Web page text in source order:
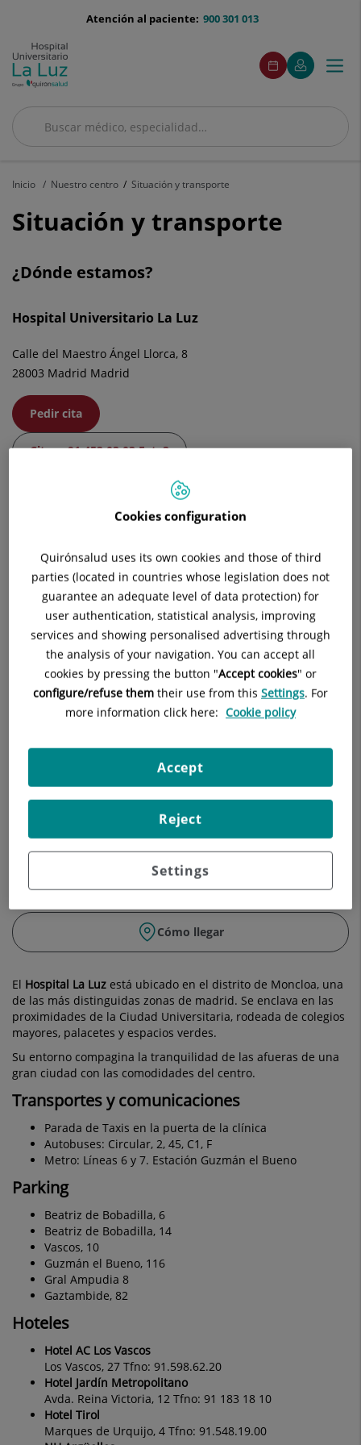
menu-
900 301 013
Atención al paciente:
Buscar
Buscar
menu
acceso
Pedir
cita
Este
enlace
se
una
Mi
Quirónsalud
Este
enlace
se
una
ventana
Menú
Inicio Nuestro centro Situación y transporte
Situación y transporte
¿Dónde estamos?
Hospital Universitario La Luz
Calle del Maestro Ángel Llorca, 8
28003 Madrid Madrid
Pedir cita
Citas - 91 453 03 03 Ext. 3
¿Cómo llegar al centro?
Saltar
mapa+
contributors. Geocoding ©
Cómo llegar
El Hospital La Luz está ubicado en el distrito de Moncloa, una
de las más distinguidas zonas de madrid. Se enclava en las
proximidades de la Ciudad Universitaria, rodeada de colegios
mayores, palacetes y espacios verdes.
Su entorno compagina la tranquilidad de las afueras de una
gran ciudad con las comodidades del centro.
Transportes y comunicaciones
Parada de Taxis en la puerta de la clínica
Autobuses: Circular, 2, 45, C1, F
Metro: Líneas 6 y 7. Estación Guzmán el Bueno
Parking
Beatriz de Bobadilla, 6
Beatriz de Bobadilla, 14
Vascos, 10
Guzmán el Bueno, 116
Gral Ampudia 8
Gaztambide, 82
Hoteles
Hotel AC Los Vascos
Los Vascos, 27 Tfno: 91.598.62.20
Hotel Jardín Metropolitano
Avda. Reina Victoria, 12 Tfno: 91 183 18 10
Hotel Tirol
Marques de Urquijo, 4 Tfno: 91.548.19.00
Cookies configuration
Quirónsalud uses its own cookies and those of third
parties (located in countries whose legislation does not
guarantee an adequate level of data protection) for
user authentication, statistical analysis, improving
services and showing personalised advertising through
the analysis of your navigation. You can accept all
cookies by pressing the button "Accept cookies" or
configure/refuse them their use from this Settings. For
more information click here: Cookie policy
Settings
Reject
Accept